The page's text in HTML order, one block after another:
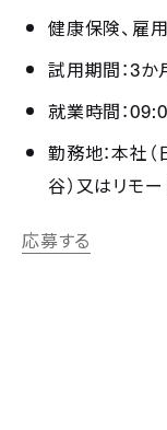
健康保険、雇
試用期間：3か
就業時間：
勤務地：本社
谷）又はリモー
応募する